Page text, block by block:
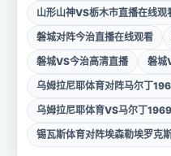
山形山神VS栃木市直播在线观
磐城对阵今治直播在线观看
磐城VS今治高清直播
磐城
乌姆拉尼耶体育对阵马尔丁
乌姆拉尼耶体育VS马尔丁
锡瓦斯体育对阵埃森勒埃罗克